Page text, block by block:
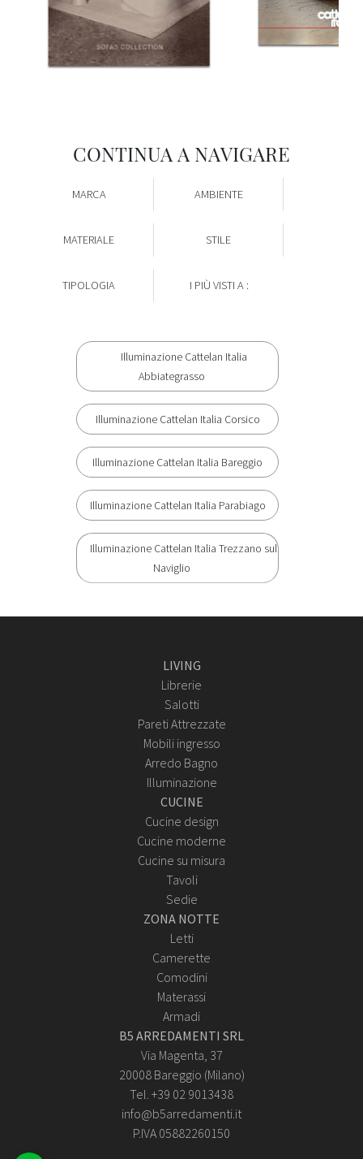
CONTINUA A NAVIGARE
MARCA AMBIENTE
MATERIALE STILE
TIPOLOGIA I PIÙ VISTI A :
Illuminazione Cattelan Italia
Abbiategrasso
Illuminazione Cattelan Italia Corsico
Illuminazione Cattelan Italia Bareggio
Illuminazione Cattelan Italia Parabiago
Illuminazione Cattelan Italia Trezzano sul
Naviglio
LIVING
Librerie
Salotti
Pareti Attrezzate
Mobili ingresso
Arredo Bagno
Illuminazione
CUCINE
Cucine design
Cucine moderne
Cucine su misura
Tavoli
Sedie
ZONA NOTTE
Letti
Camerette
Comodini
Materassi
Armadi
B5 ARREDAMENTI SRL
Via Magenta, 37
20008 Bareggio (Milano)
Tel. +39 02 9013438
info@b5arredamenti.it
P.IVA 05882260150